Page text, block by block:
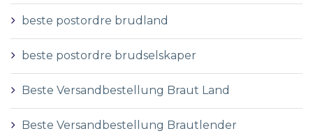
beste postordre brudland
beste postordre brudselskaper
Beste Versandbestellung Braut Land
Beste Versandbestellung Brautlender